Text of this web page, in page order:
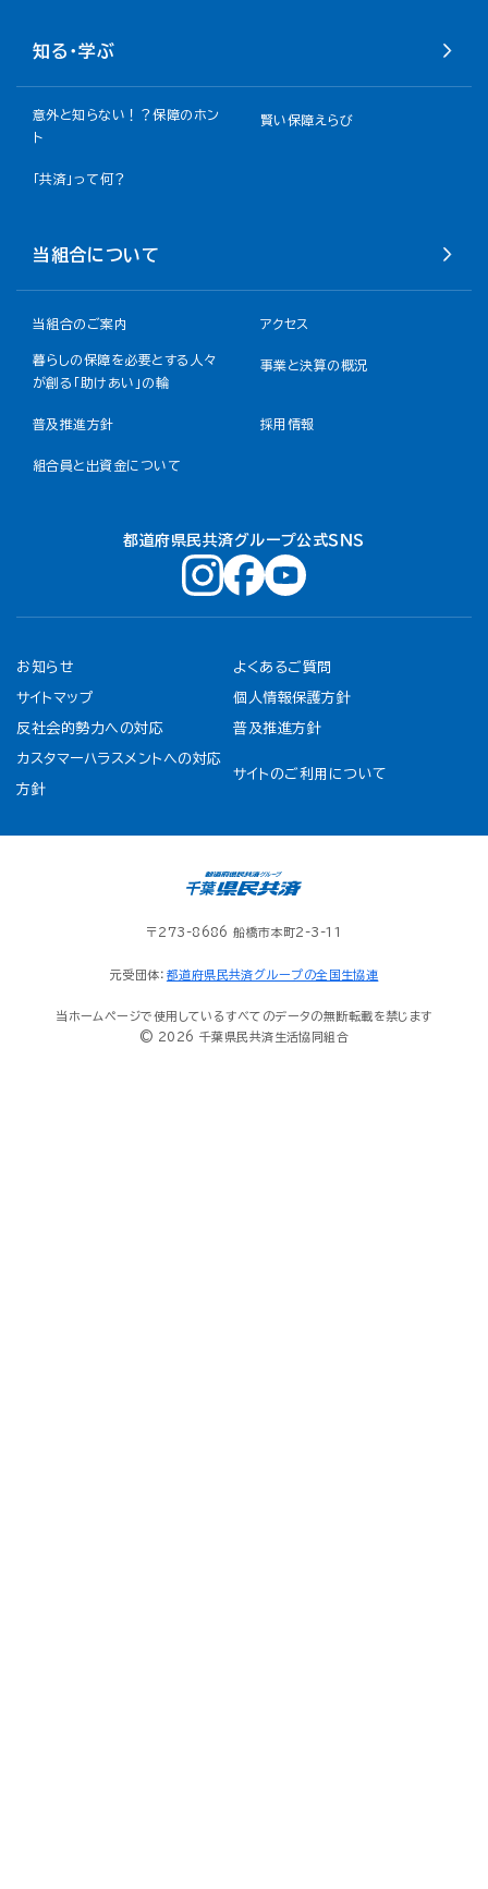
知る・学ぶ
意外と知らない！？保障のホン
ト
賢い保障えらび
「共済」って何？
当組合について
当組合のご案内 アクセス
暮らしの保障を必要とする人々
が創る「助けあい」の輪
事業と決算の概況
普及推進方針 採用情報
組合員と出資金について
都道府県民共済グループ公式ＳＮＳ
お知らせ よくあるご質問
サイトマップ 個人情報保護方針
反社会的勢力への対応 普及推進方針
カスタマーハラスメントへの対応
方針
サイトのご利用について
〒273-8686 船橋市本町2-3-11
元受団体： 都道府県民共済グループの全国生協連
当ホームページで使用しているすべてのデータの無断転載を禁じます
© 2026 千葉県民共済生活協同組合